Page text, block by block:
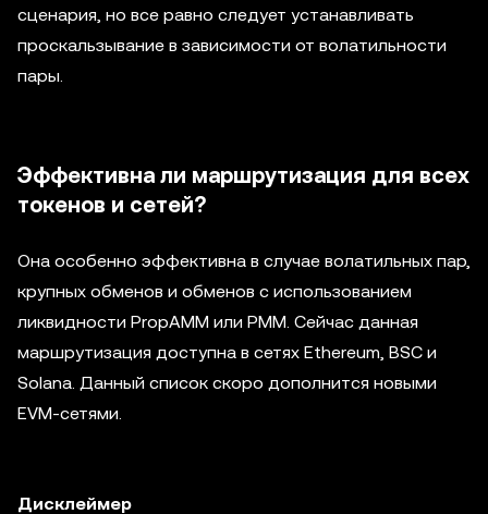
сценария, но все равно следует устанавливать
проскальзывание в зависимости от волатильности
пары.
Эффективна ли маршрутизация для всех
токенов и сетей?
Она особенно эффективна в случае волатильных пар,
крупных обменов и обменов с использованием
ликвидности PropAMM или PMM. Сейчас данная
маршрутизация доступна в сетях Ethereum, BSC и
Solana. Данный список скоро дополнится новыми
EVM-сетями.
Дисклеймер